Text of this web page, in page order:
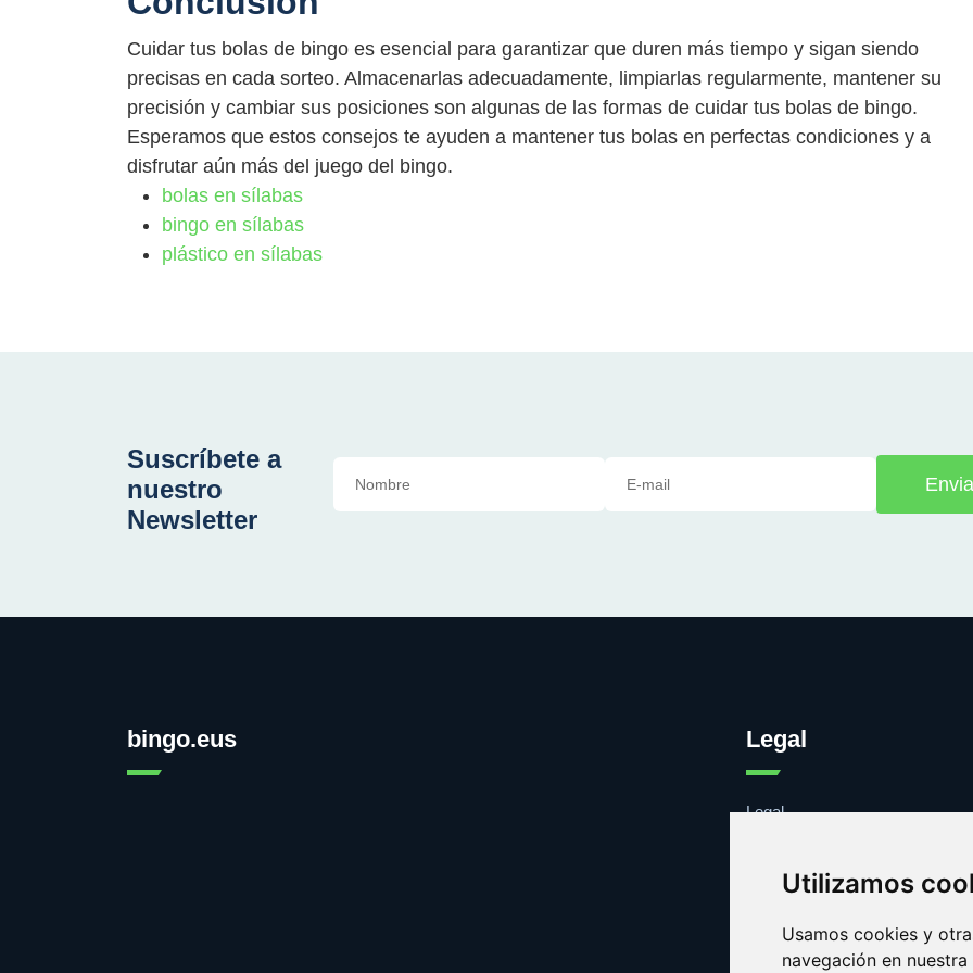
Utilizamos
Usamos cookies y
navegación en
Cuidar tus bolas de bingo es esencial para garantizar que duren más tiempo y sigan siendo
precisas en cada sorteo. Almacenarlas adecuadamente, limpiarlas regularmente, mantener su
precisión y cambiar sus posiciones son algunas de las formas de cuidar tus bolas de bingo.
Esperamos que estos consejos te ayuden a mantener tus bolas en perfectas condiciones y a
disfrutar aún más del juego del bingo.
bolas en sílabas
bingo en sílabas
plástico en sílabas
Suscríbete a
nuestro
Newsletter
bingo.eus Legal
Legal
Contacto